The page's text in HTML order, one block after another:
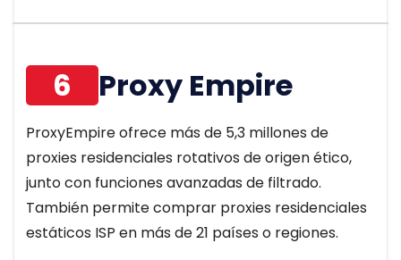
6 Proxy Empire
ProxyEmpire ofrece más de 5,3 millones de
proxies residenciales rotativos de origen ético,
junto con funciones avanzadas de filtrado.
También permite comprar proxies residenciales
estáticos ISP en más de 21 países o regiones.